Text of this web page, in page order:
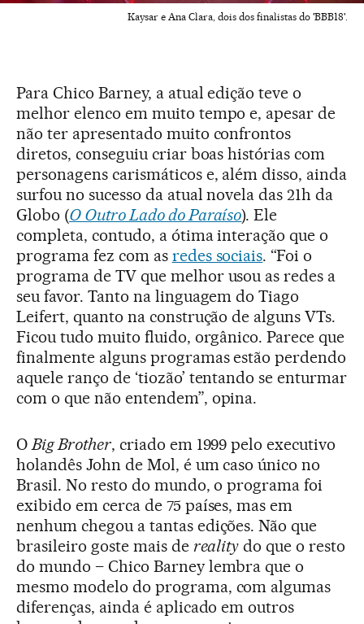
Kaysar e Ana Clara, dois dos finalistas do 'BBB18'.
Para Chico Barney, a atual edição teve o
melhor elenco em muito tempo e, apesar de
não ter apresentado muito confrontos
diretos, conseguiu criar boas histórias com
personagens carismáticos e, além disso, ainda
surfou no sucesso da atual novela das 21h da
Globo (O Outro Lado do Paraíso). Ele
completa, contudo, a ótima interação que o
programa fez com as redes sociais. “Foi o
programa de TV que melhor usou as redes a
seu favor. Tanto na linguagem do Tiago
Leifert, quanto na construção de alguns VTs.
Ficou tudo muito fluido, orgânico. Parece que
finalmente alguns programas estão perdendo
aquele ranço de ‘tiozão’ tentando se enturmar
com o que não entendem”, opina.
OBig Brother, criado em 1999 pelo executivo
holandês John de Mol, é um caso único no
Brasil. No resto do mundo, o programa foi
exibido em cerca de 75 países, mas em
nenhum chegou a tantas edições. Não que
brasileiro goste mais de reality do que o resto
do mundo – Chico Barney lembra que o
mesmo modelo do programa, com algumas
diferenças, ainda é aplicado em outros